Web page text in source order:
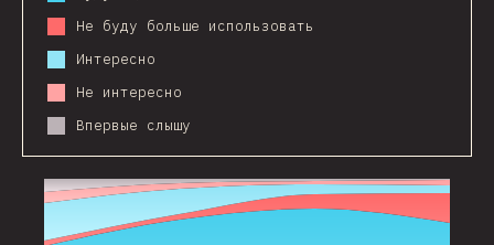
Не буду больше использовать
Интересно
Не интересно
Впервые слышу
2016 2017 2020 2021